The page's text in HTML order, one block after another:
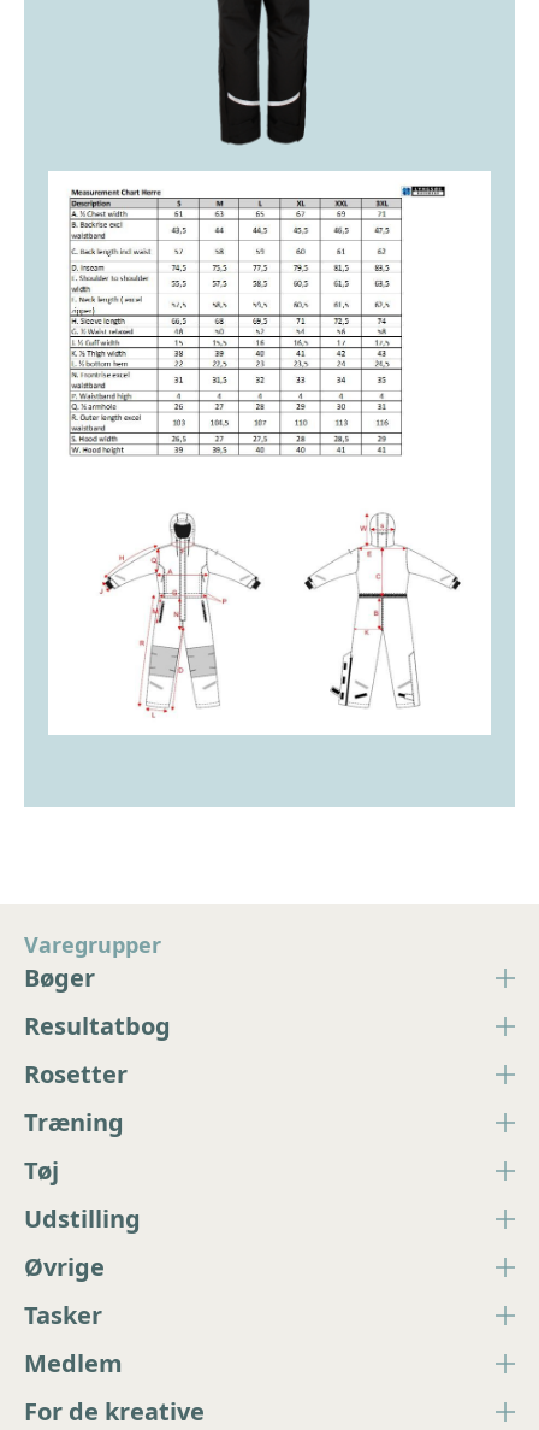
Varegrupper
Bøger
Resultatbog
Rosetter
Træning
Tøj
Udstilling
Øvrige
Tasker
Medlem
For de kreative